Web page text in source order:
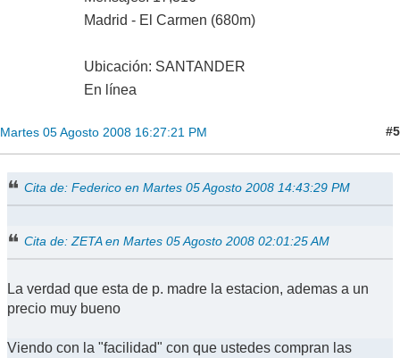
Madrid - El Carmen (680m)
Ubicación: SANTANDER
En línea
Martes 05 Agosto 2008 16:27:21 PM #5
Cita de: Federico en Martes 05 Agosto 2008 14:43:29 PM
Cita de: ZETA en Martes 05 Agosto 2008 02:01:25 AM
La verdad que esta de p. madre la estacion, ademas a un
precio muy bueno
Viendo con la "facilidad" con que ustedes compran las